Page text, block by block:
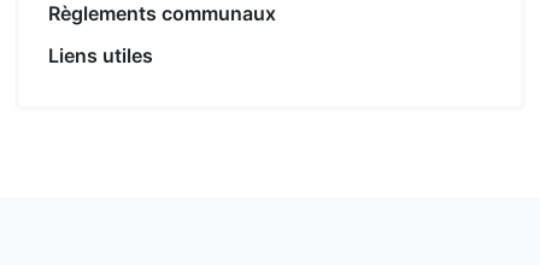
Règlements communaux
Liens utiles